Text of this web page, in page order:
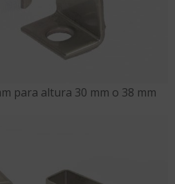
para altura 30 mm o 38 mm